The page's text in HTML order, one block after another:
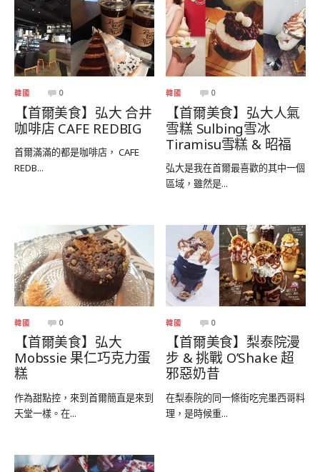
韓國 0
【首爾美食】弘大 合井
咖啡店 CAFE REDBIG
首爾滿滿的都是咖啡店， CAFE
REDB...
韓國 0
【首爾美食】弘大人氣
雪糕 Sulbing雪冰
Tiramisu雪糕 & 昭福
弘大是我在首爾最喜歡的其中一個
區域，雖然是...
韓國 0
【首爾美食】弘大
Mobssie 果仁巧克力蛋
糕
作為甜點控，來到首爾簡直是來到
天堂一樣。在...
韓國 0
【首爾美食】梨泰院漫
步 & 挑戰 O’Shake 超
邪惡奶昔
在梨泰院的同一條街吃完墨西哥料
理，是時候重...